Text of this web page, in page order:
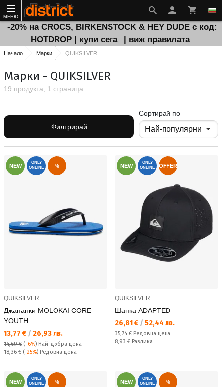
МЕНЮ
-20% на CROCS, BIRKENSTOCK & HEY DUDE с код:
HOTDROP | купи сега
| виж правилата
Начало Марки QUIKSILVER
Марки - QUIKSILVER
19 продукта, 1 страница
Филтрирай
Сортирай по
NEW
ONLY
ONLINE
%
QUIKSILVER
Джапанки MOLOKAI CORE
YOUTH
Текуща цена:
13,77 € / 26,93 лв.
14,69 € (-6%) Най-добра цена
Редовна цена:
18,36 € (-25%) Редовна цена
NEW
ONLY
ONLINE
OFFER
QUIKSILVER
Шапка ADAPTED
Текуща цена:
26,81 € / 52,44 лв.
Редовна цена:
35,74 € Редовна цена
Спестявате:
8,93 € Разлика
NEW
ONLY
ONLINE
% NEW
ONLY
ONLINE
%